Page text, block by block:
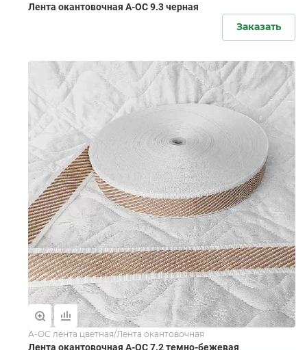
Лента окантовочная А-ОС 9.3 черная
Заказать
А-ОС лента цветная/Лента окантовочная
Лента окантовочная А-ОС 7.2 темно-бежевая